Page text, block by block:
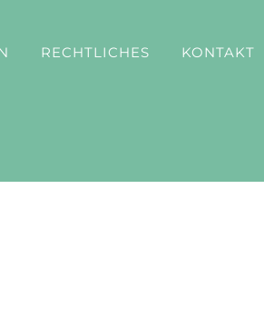
RECHTLICHES KONTAKT